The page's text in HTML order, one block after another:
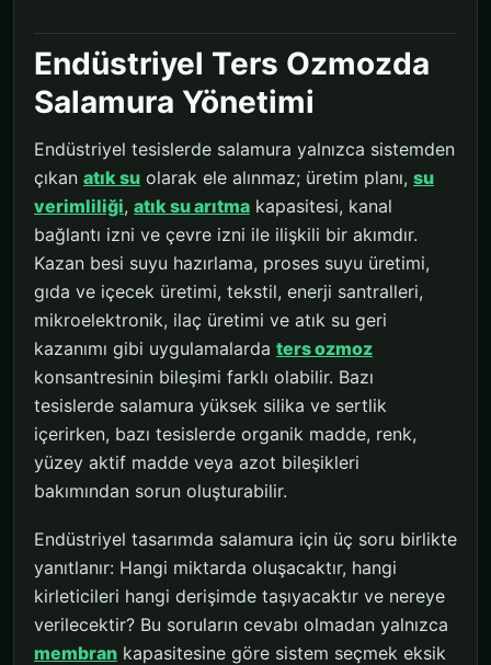
Endüstriyel Ters Ozmozda
Salamura Yönetimi
Endüstriyel tesislerde salamura yalnızca sistemden
çıkan atık su olarak ele alınmaz; üretim planı, su
verimliliği, atık su arıtma kapasitesi, kanal
bağlantı izni ve çevre izni ile ilişkili bir akımdır.
Kazan besi suyu hazırlama, proses suyu üretimi,
gıda ve içecek üretimi, tekstil, enerji santralleri,
mikroelektronik, ilaç üretimi ve atık su geri
kazanımı gibi uygulamalarda ters ozmoz
konsantresinin bileşimi farklı olabilir. Bazı
tesislerde salamura yüksek silika ve sertlik
içerirken, bazı tesislerde organik madde, renk,
yüzey aktif madde veya azot bileşikleri
bakımından sorun oluşturabilir.
Endüstriyel tasarımda salamura için üç soru birlikte
yanıtlanır: Hangi miktarda oluşacaktır, hangi
kirleticileri hangi derişimde taşıyacaktır ve nereye
verilecektir? Bu soruların cevabı olmadan yalnızca
membran kapasitesine göre sistem seçmek eksik